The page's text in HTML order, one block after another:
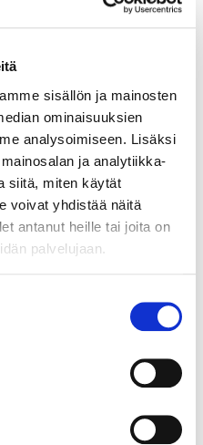
sisällön ja mainosten
ominaisuuksien
analysoimiseen. Lisäksi
ja analytiikka-
siitä, miten käytät
voivat yhdistää näitä
antanut heille tai joita on
palvelujaan.
MATALA
Mitat